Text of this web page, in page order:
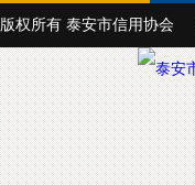
版权所有 泰安市信用协会